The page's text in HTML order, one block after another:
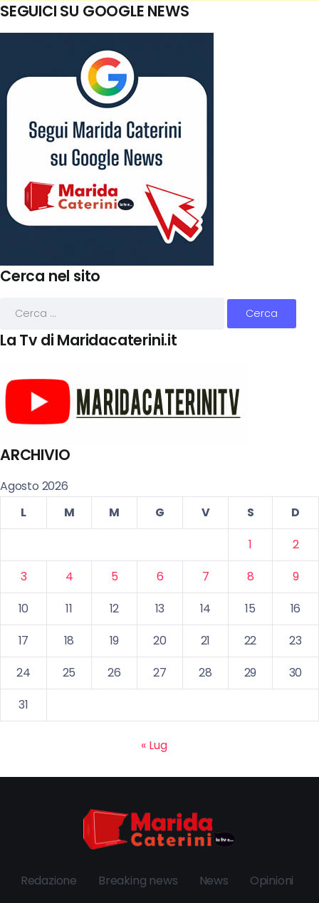
SEGUICI SU GOOGLE NEWS
Cerca nel sito
La Tv di Maridacaterini.it
ARCHIVIO
Agosto 2026
L
M M G V S
D
1
2
3
4 5 6 7 8
9
10
11 12 13 14 15
16
17
18 19 20 21 22
23
24
25 26 27 28 29
30
31
« Lug
Redazione Breaking news News Opinioni